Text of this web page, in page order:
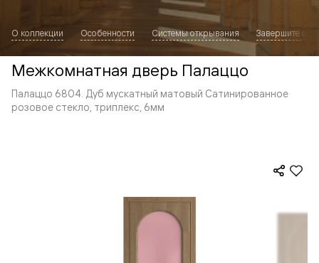
О коллекции Особенности Системы открывания Завершите
Межкомнатная дверь Палаццо
Палаццо 6804. Дуб мускатный матовый Сатинированное
розовое стекло, триплекс, 6мм